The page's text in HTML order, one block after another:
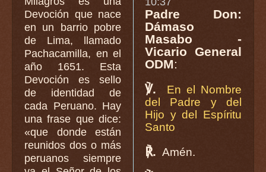
Devoción que nace
en un barrio pobre
de Lima, llamado
Pachacamilla, en el
año 1651. Esta
Devoción es sello
de identidad de
cada Peruano. Hay
una frase que dice:
«que donde están
reunidos dos o más
peruanos siempre
Padre Don:
Dámaso
Masabo -
Vicario General
ODM:
℣.
En el Nombre
del Padre y del
Hijo y del Espíritu
Santo
℟. Amén.